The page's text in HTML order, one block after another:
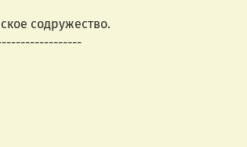
содружество.